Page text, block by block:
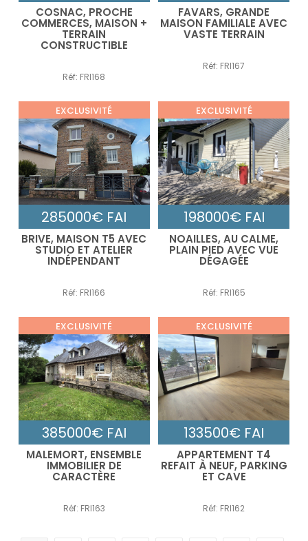
COSNAC, PROCHE
COMMERCES, MAISON +
TERRAIN
CONSTRUCTIBLE
Réf: FRI168
FAVARS, GRANDE
MAISON FAMILIALE AVEC
VASTE TERRAIN
Réf: FRI167
EXCLUSIVITÉ
285000€ FAI
BRIVE, MAISON T5 AVEC
STUDIO ET ATELIER
INDÉPENDANT
Réf: FRI166
EXCLUSIVITÉ
198000€ FAI
NOAILLES, AU CALME,
PLAIN PIED AVEC VUE
DÉGAGÉE
Réf: FRI165
EXCLUSIVITÉ
385000€ FAI
MALEMORT, ENSEMBLE
IMMOBILIER DE
CARACTÈRE
Réf: FRI163
EXCLUSIVITÉ
133500€ FAI
APPARTEMENT T4
REFAIT À NEUF, PARKING
ET CAVE
Réf: FRI162